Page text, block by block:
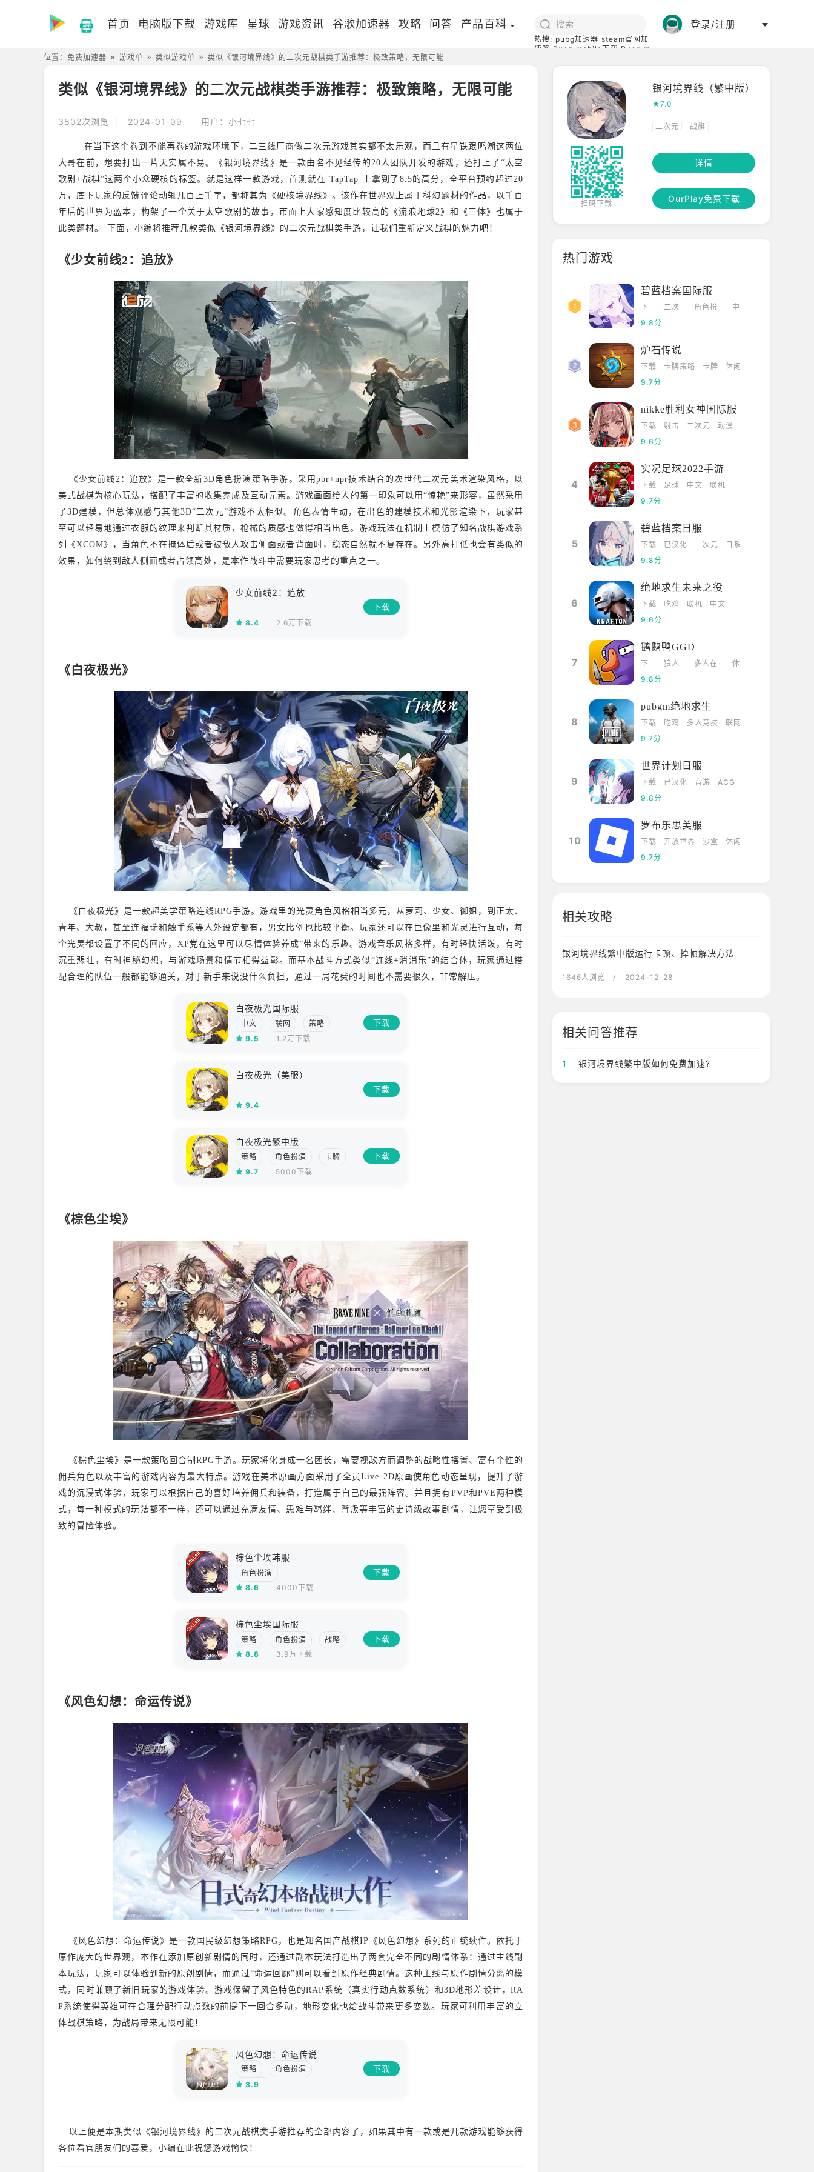
首页 电脑版下载 游戏库 星球 游戏资讯 谷歌加速器 攻略 问答 产品百科
热搜: pubg加速器 steam官网加
速器 Pubg mobile下载 Pubg m
登录/注册
位置： 免费加速器 游戏单 类似游戏单 类似《银河境界线》的二次元战棋类手游推荐：极致策略，无限可能
类似《银河境界线》的二次元战棋类手游推荐：极致策略，无限可能
3802次浏览 2024-01-09 用户：小七七
在当下这个卷到不能再卷的游戏环境下，二三线厂商做二次元游戏其实都不太乐观，而且有星铁跟鸣潮这两位
大哥在前，想要打出一片天实属不易。《银河境界线》是一款由名不见经传的20人团队开发的游戏，还打上了“太空
歌剧+战棋”这两个小众硬核的标签。就是这样一款游戏，首测就在 TapTap 上拿到了8.5的高分，全平台预约超过20
万，底下玩家的反馈评论动辄几百上千字，都称其为《硬核境界线》。该作在世界观上属于科幻题材的作品，以千百
年后的世界为蓝本，构架了一个关于太空歌剧的故事，市面上大家感知度比较高的《流浪地球2》和《三体》也属于
此类题材。 下面，小编将推荐几款类似《银河境界线》的二次元战棋类手游，让我们重新定义战棋的魅力吧！
《少女前线2：追放》
《少女前线2：追放》是一款全新3D角色扮演策略手游。采用pbr+npr技术结合的次世代二次元美术渲染风格，以
美式战棋为核心玩法，搭配了丰富的收集养成及互动元素。游戏画面给人的第一印象可以用“惊艳”来形容，虽然采用
了3D建模，但总体观感与其他3D“二次元”游戏不太相似。角色表情生动，在出色的建模技术和光影渲染下，玩家甚
至可以轻易地通过衣服的纹理来判断其材质，枪械的质感也做得相当出色。游戏玩法在机制上模仿了知名战棋游戏系
列《XCOM》，当角色不在掩体后或者被敌人攻击侧面或者背面时，稳态自然就不复存在。另外高打低也会有类似的
效果，如何绕到敌人侧面或者占领高处，是本作战斗中需要玩家思考的重点之一。
少女前线2：追放
8.4 2.6万下载
下载
《白夜极光》
《白夜极光》是一款超美学策略连线RPG手游。游戏里的光灵角色风格相当多元，从萝莉、少女、御姐，到正太、
青年、大叔，甚至连福瑞和触手系等人外设定都有，男女比例也比较平衡。玩家还可以在巨像里和光灵进行互动，每
个光灵都设置了不同的回应，XP党在这里可以尽情体验养成”带来的乐趣。游戏音乐风格多样，有时轻快活泼，有时
沉重悲壮，有时神秘幻想，与游戏场景和情节相得益彰。而基本战斗方式类似“连线+消消乐”的结合体，玩家通过搭
配合理的队伍一般都能够通关，对于新手来说没什么负担，通过一局花费的时间也不需要很久，非常解压。
白夜极光国际服
中文 联网
策略
9.5
1.2万下载
下载
白夜极光（美服）
9.4
下载
白夜极光繁中版
策略 角色扮演
卡牌
9.7
5000下载
下载
《棕色尘埃》
《棕色尘埃》是一款策略回合制RPG手游。玩家将化身成一名团长，需要视敌方而调整的战略性摆置、富有个性的
佣兵角色以及丰富的游戏内容为最大特点。游戏在美术原画方面采用了全员Live 2D原画使角色动态呈现，提升了游
戏的沉浸式体验，玩家可以根据自己的喜好培养佣兵和装备，打造属于自己的最强阵容。并且拥有PVP和PVE两种模
式，每一种模式的玩法都不一样，还可以通过充满友情、患难与羁绊、背叛等丰富的史诗级故事剧情，让您享受到极
致的冒险体验。
棕色尘埃韩服
角色扮演
8.6
4000下载
下载
棕色尘埃国际服
策略 角色扮演
战略
8.8
3.9万下载
下载
《风色幻想：命运传说》
《风色幻想：命运传说》是一款国民级幻想策略RPG，也是知名国产战棋IP《风色幻想》系列的正统续作。依托于
原作庞大的世界观，本作在添加原创新剧情的同时，还通过副本玩法打造出了两套完全不同的剧情体系：通过主线副
本玩法，玩家可以体验到新的原创剧情，而通过“命运回廊”则可以看到原作经典剧情。这种主线与原作剧情分离的模
式，同时兼顾了新旧玩家的游戏体验。游戏保留了风色特色的RAP系统（真实行动点数系统）和3D地形差设计，RA
P系统使得英雄可在合理分配行动点数的前提下一回合多动，地形变化也给战斗带来更多变数。玩家可利用丰富的立
体战棋策略，为战局带来无限可能！
风色幻想：命运传说
策略
角色扮演
二次元
3.9
下载
以上便是本期类似《银河境界线》的二次元战棋类手游推荐的全部内容了，如果其中有一款或是几款游戏能够获得
各位看官朋友们的喜爱，小编在此祝您游戏愉快！
扫码下载
银河境界线（繁中版）
7.0
二次元 战旗
详情
OurPlay免费下载
热门游戏
碧蓝档案国际服
下
载
二次
角色扮
中
9.8分
炉石传说
下载 卡牌策略 卡牌
休闲
9.7分
nikke胜利女神国际服
下载 射击 二次元
动漫
9.6分
4
实况足球2022手游
下载 足球 中文
联机
9.7分
5
碧蓝档案日服
下载 已汉化 二次元
日系
9.8分
6
绝地求生未来之役
下载 吃鸡 联机
中文
9.6分
7
鹅鹅鸭GGD
下
载
狼人
多人在
休
9.8分
8
pubgm绝地求生
下载 吃鸡 多人竞技
联网
9.7分
9
世界计划日服
下载 已汉化 音游
ACG
9.8分
10
罗布乐思美服
下载 开放世界 沙盒
休闲
9.7分
相关攻略
银河境界线繁中版运行卡顿、掉帧解决方法
1646人浏览 / 2024-12-28
相关问答推荐
1 银河境界线繁中版如何免费加速?